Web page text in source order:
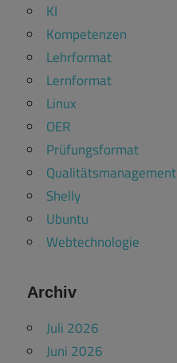
KI
Kompetenzen
Lehrformat
Lernformat
Linux
OER
Prüfungsformat
Qualitätsmanagement
Shelly
Ubuntu
Webtechnologie
Archiv
Juli 2026
Juni 2026